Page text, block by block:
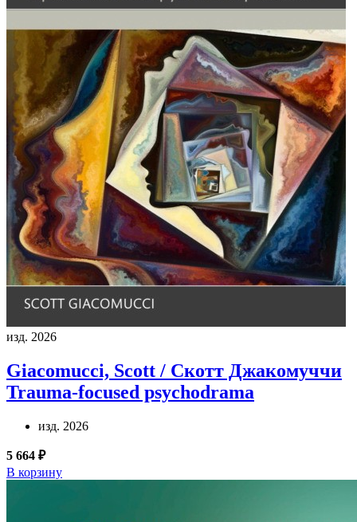
изд. 2026
Giacomucci, Scott / Скотт Джакомуччи
Trauma-focused psychodrama
изд. 2026
5 664 ₽
В корзину